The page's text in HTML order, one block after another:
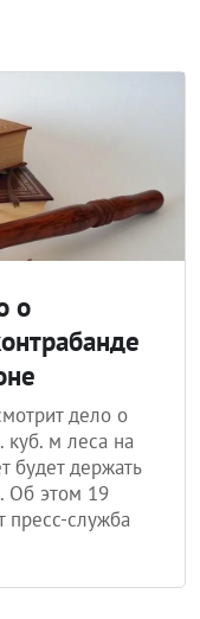
о
дело о
куб. м леса на
будет держать
Об этом 19
пресс-служба